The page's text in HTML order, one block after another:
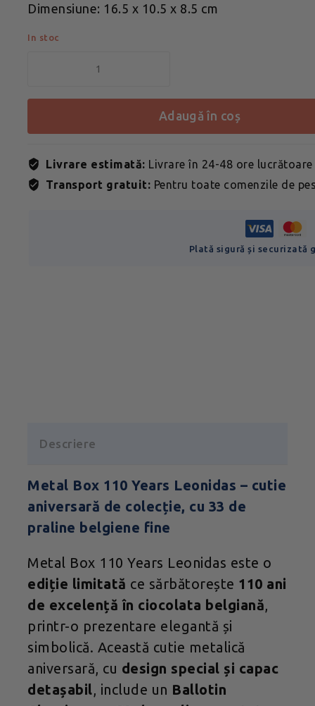
Dimensiune: 16.5 x 10.5 x 8.5 cm
In stoc
adaugă în coș
Livrare estimată: Livrare în 24-48 ore lucrătoare
Transport gratuit: Pentru toate comenzile de
Plată sigură și securizată
Descriere
Metal Box 110 Years Leonidas – cutie
aniversară de colecție, cu 33 de
praline belgiene fine
Metal Box 110 Years Leonidas este o
ediție limitată ce sărbătorește 110 ani
de excelență în ciocolata belgiană,
printr-o prezentare elegantă și
simbolică. Această cutie metalică
aniversară, cu design special și capac
detașabil, include un Ballotin